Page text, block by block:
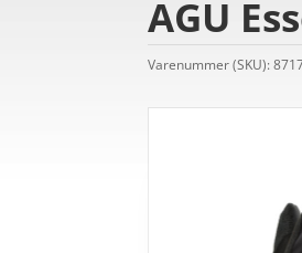
AGU
Varenummer (SKU):